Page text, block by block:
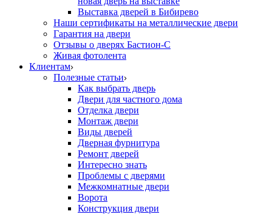
Выставка дверей в Бибирево
Наши сертификаты на металлические двери
Гарантия на двери
Отзывы о дверях Бастион-С
Живая фотолента
Клиентам
Полезные статьи
Как выбрать дверь
Двери для частного дома
Отделка двери
Монтаж двери
Виды дверей
Дверная фурнитура
Ремонт дверей
Интересно знать
Проблемы с дверями
Межкомнатные двери
Ворота
Конструкция двери